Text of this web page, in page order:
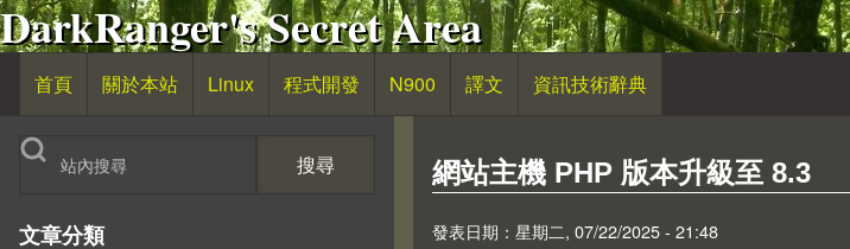
移至主內容
DarkRanger's Secret Area
主導覽
首頁 關於本站 Linux 程式開發 N900 譯文 資訊技術辭典
搜尋
文章分類
網站主機 PHP 版本升級至 8.3
發表日期：星期二, 07/22/2025 - 21:48